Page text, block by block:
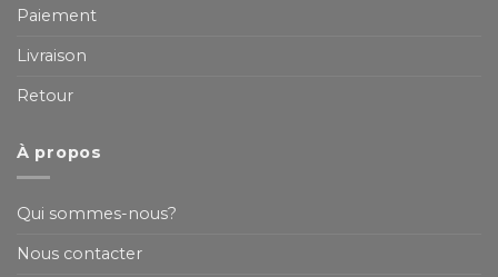
Paiement
Livraison
Retour
À propos
Qui sommes-nous?
Nous contacter